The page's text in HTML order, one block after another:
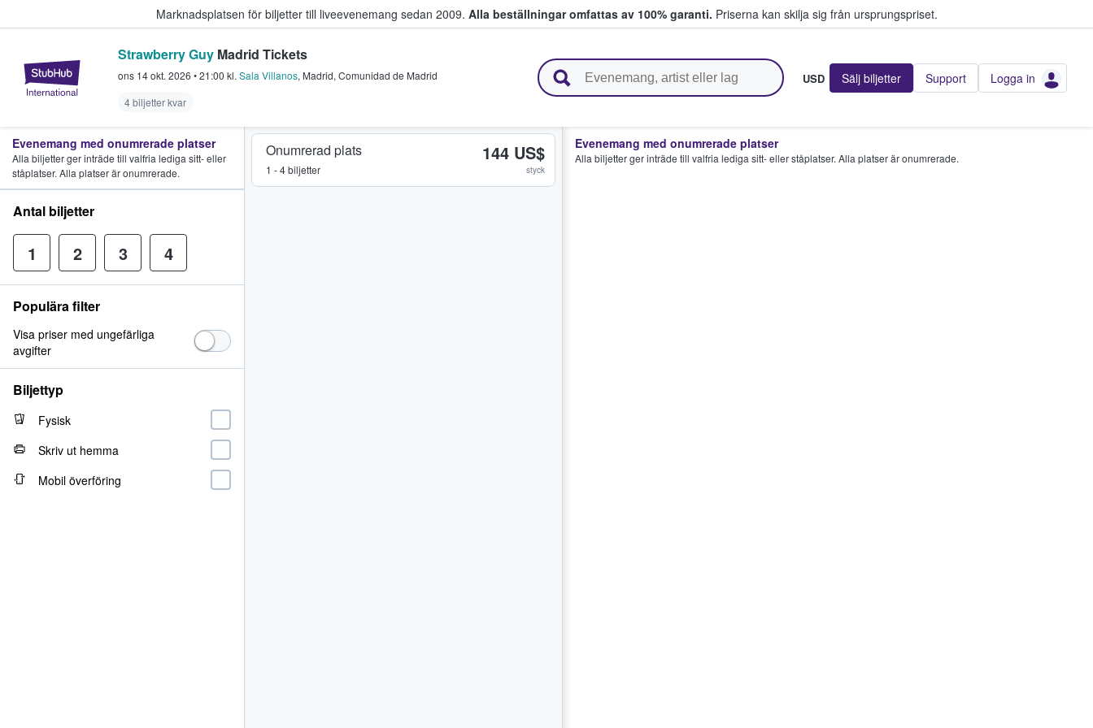
Marknadsplatsen för biljetter till liveevenemang sedan 2009. Alla beställningar omfattas av 100% garanti. Priserna kan skilja sig från ursprungspriset.
StubHub – där fans köper och säljer biljetter.
Strawberry Guy Madrid Tickets
ons 14 okt. 2026 •21:00 kl. Sala Villanos, Madrid, Comunidad de Madrid
4 biljetter kvar
USD Sälj biljetter Support Logga in
Onumrerad plats
1 - 4 biljetter
144 US$
styck
Evenemang med onumrerade platser
Alla biljetter ger inträde till valfria lediga sitt- eller ståplatser. Alla platser är onumrerade.
Evenemang med onumrerade platser
Alla biljetter ger inträde till valfria lediga sitt- eller
ståplatser. Alla platser är onumrerade.
Antal biljetter
1 2 3 4
Populära filter
Visa priser med ungefärliga
avgifter
Biljettyp
Fysisk
Skriv ut hemma
Mobil överföring